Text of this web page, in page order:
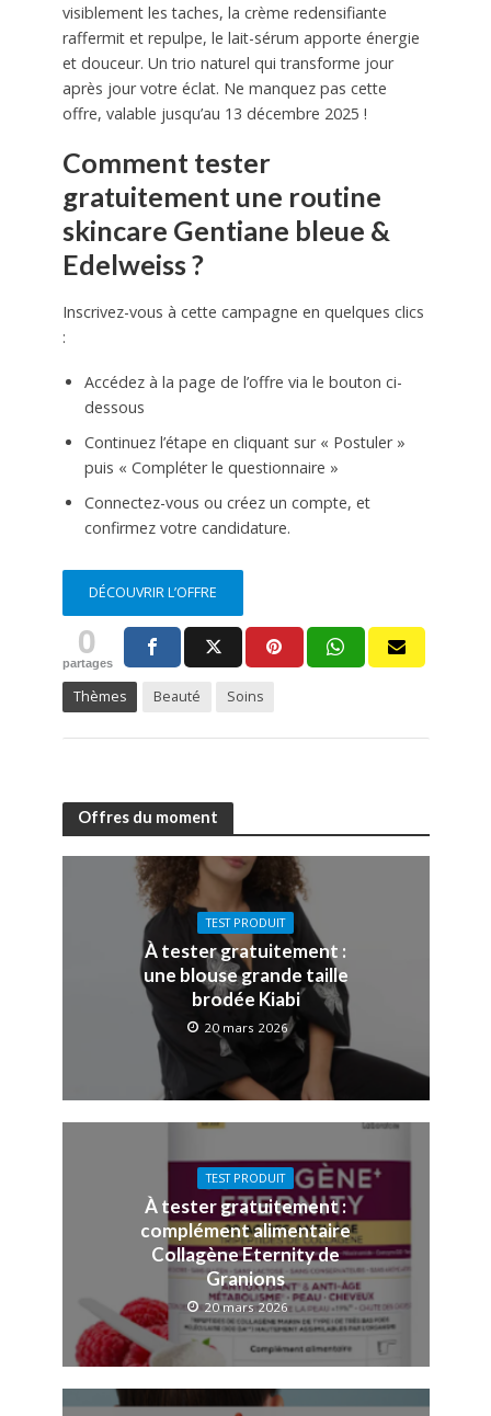
visiblement les taches, la crème redensifiante
raffermit et repulpe, le lait-sérum apporte énergie
et douceur. Un trio naturel qui transforme jour
après jour votre éclat. Ne manquez pas cette
offre, valable jusqu’au 13 décembre 2025 !
Comment tester
gratuitement une routine
skincare Gentiane bleue &
Edelweiss ?
Inscrivez-vous à cette campagne en quelques clics
:
Accédez à la page de l’offre via le bouton ci-
dessous
Continuez l’étape en cliquant sur « Postuler »
puis « Compléter le questionnaire »
Connectez-vous ou créez un compte, et
confirmez votre candidature.
DÉCOUVRIR L’OFFRE
0
partages
Thèmes Beauté Soins
Offres du moment
TEST PRODUIT
À tester gratuitement :
une blouse grande taille
brodée Kiabi
20 mars 2026
TEST PRODUIT
À tester gratuitement :
complément alimentaire
Collagène Eternity de
Granions
20 mars 2026